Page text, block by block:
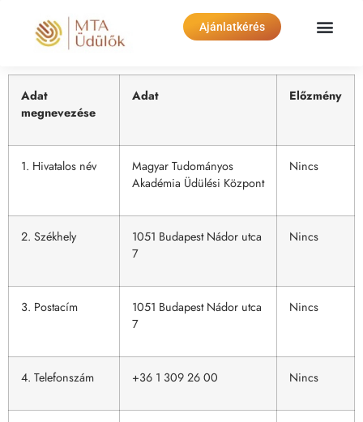
Ajánlatkérés
Adat
megnevezése
Adat Előzmény
1. Hivatalos név
Magyar Tudományos
Akadémia Üdülési Központ
Nincs
2. Székhely
1051 Budapest Nádor utca
7
Nincs
3. Postacím
1051 Budapest Nádor utca
7
Nincs
4. Telefonszám +36 1 309 26 00 Nincs